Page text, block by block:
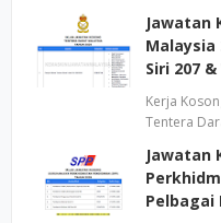
Jawatan
Malaysia
Siri 207
Kerja
Tentera
Jawatan
Pelbagai